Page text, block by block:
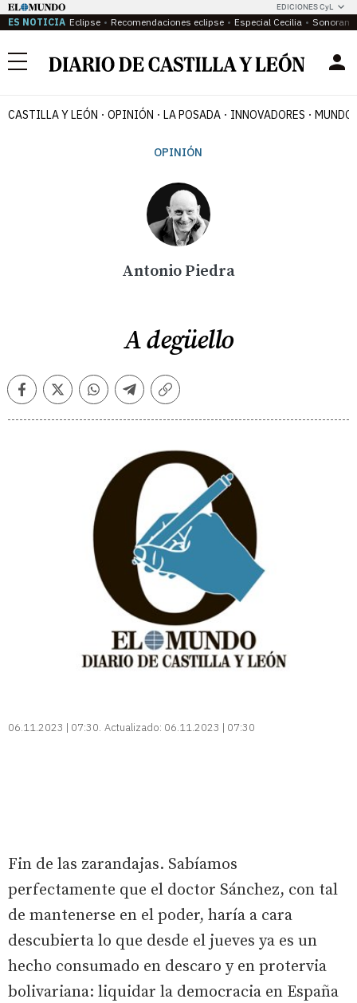
EDICIONES CyL
ES NOTICIA Eclipse Recomendaciones eclipse Especial Cecilia
Menú
CASTILLA Y LEÓN OPINIÓN LA POSADA INNOVADORES MUNDO
OPINIÓN
Antonio Piedra
A degüello
FacebookTwitterWhatsappTelegramCopiar
06.11.2023 | 07:30 Actualizado: 06.11.2023 | 07:30
Fin de las zarandajas. Sabíamos
perfectamente que el doctor Sánchez, con tal
de mantenerse en el poder, haría a cara
descubierta lo que desde el jueves ya es un
hecho consumado en descaro y en protervia
bolivariana: liquidar la democracia en España